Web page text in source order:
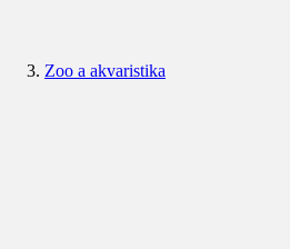
Zoo a akvaristika